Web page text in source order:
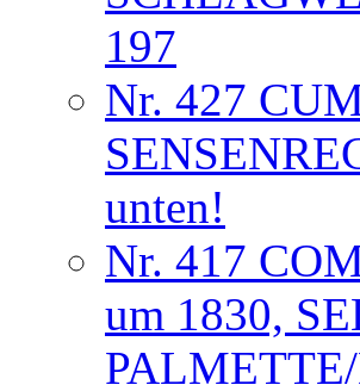
197
Nr. 427
unten!
Nr. 417
um 1830,